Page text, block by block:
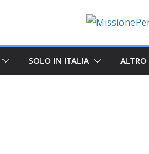
SOLO IN ITALIA ALTRO